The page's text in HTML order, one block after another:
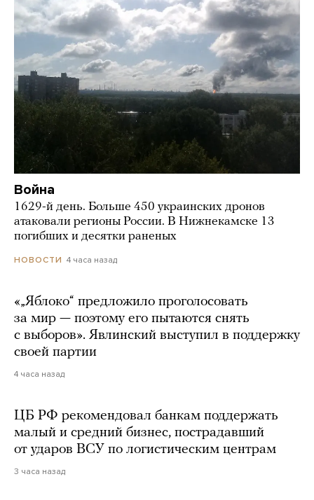
Война
1629-й день. Больше 450 украинских дронов
атаковали регионы России. В Нижнекамске 13
погибших и десятки раненых
НОВОСТИ 4 часа назад
«„Яблоко“ предложило проголосовать
за мир — поэтому его пытаются снять
с выборов». Явлинский выступил в поддержку
своей партии
4 часа назад
ЦБ РФ рекомендовал банкам поддержать
малый и средний бизнес, пострадавший
от ударов ВСУ по логистическим центрам
3 часа назад